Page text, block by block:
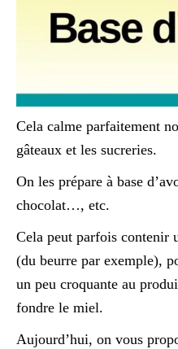
Cela calme parfaitement
gâteaux et les sucreries.
On les prépare à base
chocolat…, etc.
Cela peut parfois contenir
(du beurre par exemple),
un peu croquante au
fondre le miel.
Aujourd’hui, on vous